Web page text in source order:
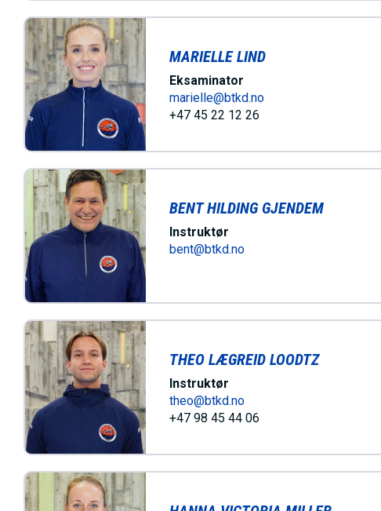
MARIELLE LIND
Eksaminator
marielle@btkd.no
+47 45 22 12 26
BENT HILDING GJENDEM
Instruktør
bent@btkd.no
THEO LÆGREID LOODTZ
Instruktør
theo@btkd.no
+47 98 45 44 06